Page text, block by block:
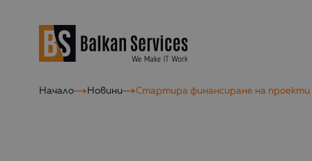
Начало Новини Стартира финансиране на проекти